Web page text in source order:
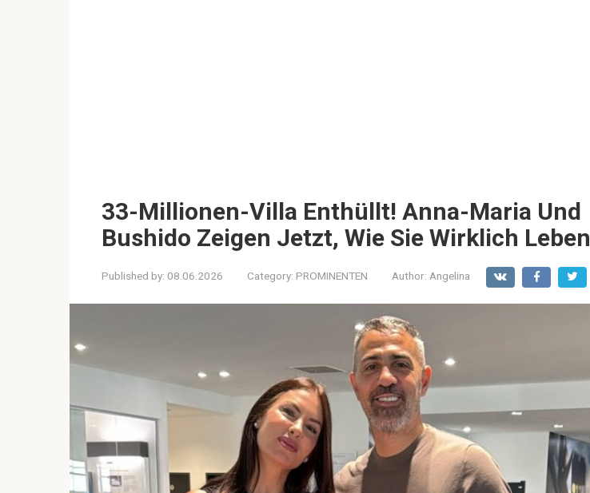
33-Millionen-Villa Enthüllt! Anna-Maria Und
Bushido Zeigen Jetzt, Wie Sie Wirklich Leben
Published by: 08.06.2026 Category: PROMINENTEN Author: Angelina